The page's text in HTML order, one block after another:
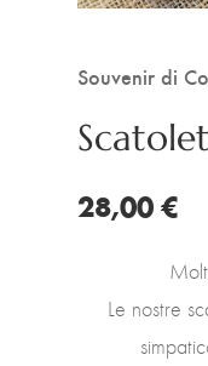
Souvenir di
28,00 €
Le nostre